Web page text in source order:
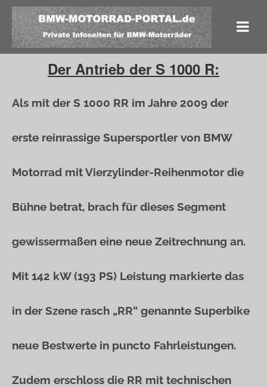
Der Antrieb der S 1000 R:
Als mit der S 1000 RR im Jahre 2009 der
erste reinrassige Supersportler von BMW
Motorrad mit Vierzylinder-Reihenmotor die
Bühne betrat, brach für dieses Segment
gewissermaßen eine neue Zeitrechnung an.
Mit 142 kW (193 PS) Leistung markierte das
in der Szene rasch „RR“ genannte Superbike
neue Bestwerte in puncto Fahrleistungen.
Zudem erschloss die RR mit technischen